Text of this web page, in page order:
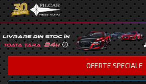
OFERTE SPECIALE